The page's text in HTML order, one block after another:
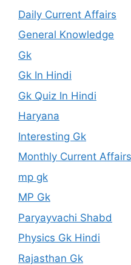
Daily Current Affairs
General Knowledge
Gk
Gk In Hindi
Gk Quiz In Hindi
Haryana
Interesting Gk
Monthly Current Affairs
mp gk
MP Gk
Paryayvachi Shabd
Physics Gk Hindi
Rajasthan Gk